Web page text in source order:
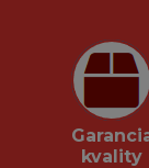
kvality